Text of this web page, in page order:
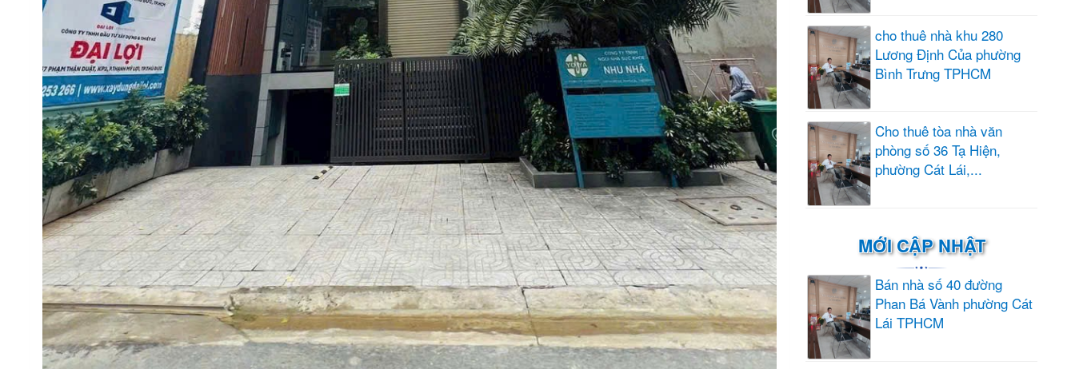
cho thuê nhà khu 280
Lương Định Của phường
Bình Trưng TPHCM
Cho thuê tòa nhà văn
phòng số 36 Tạ Hiện,
phường Cát Lái,...
MỚI CẬP NHẬT
Bán nhà số 40 đường
Phan Bá Vành phường Cát
Lái TPHCM